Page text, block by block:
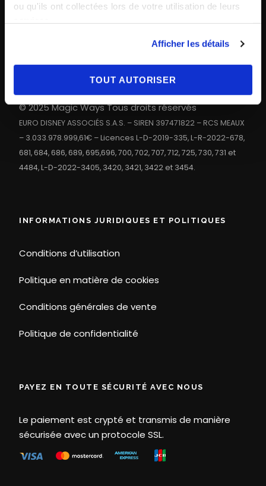
ou qu'ils ont collectées lors de votre utilisation de leurs
Afficher les détails
TOUT AUTORISER
CONTACT
+33 (0)1 40 06 88 00
contact@magicways.fr
© Disney
© 2025 Magic Ways Tous droits réservés
EURO DISNEY ASSOCIÉS S.A.S. – SIREN 397471822 – RCS MEAUX
– 3.033.978.999,61€ – Licences L-D-2019-335, L-R-2022-678,
681, 684, 686, 689, 695,696, 700, 702, 707, 712, 725, 730, 731 et
4484, L-D-2022-3405, 3420, 3421, 3422 et 3454.
INFORMATIONS JURIDIQUES ET POLITIQUES
Conditions d’utilisation
Politique en matière de cookies
Conditions générales de vente
Politique de confidentialité
PAYEZ EN TOUTE SÉCURITÉ AVEC NOUS
Le paiement est crypté et transmis de manière
sécurisée avec un protocole SSL.